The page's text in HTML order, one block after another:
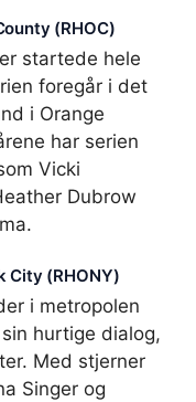
(RHOC)
startede hele
foregår i det
i Orange
har serien
Vicki
Dubrow
City (RHONY)
i metropolen
hurtige dialog,
Med stjerner
Singer og